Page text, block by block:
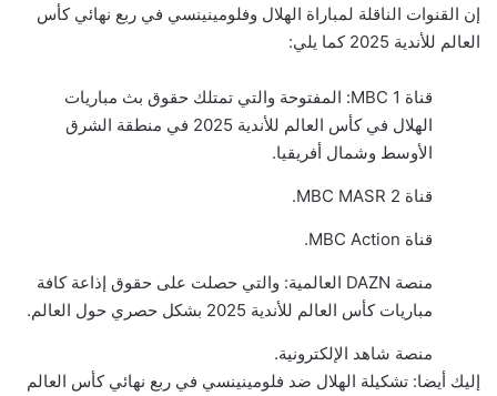
إن القنوات الناقلة لمباراة الهلال وفلومينينسي في ربع نهائي كأس
العالم للأندية 2025 كما يلي:
قناة MBC 1: المفتوحة والتي تمتلك حقوق بث مباريات
الهلال في كأس العالم للأندية 2025 في منطقة الشرق
الأوسط وشمال أفريقيا.
قناة MBC MASR 2.
قناة MBC Action.
منصة DAZN العالمية: والتي حصلت على حقوق إذاعة كافة
مباريات كأس العالم للأندية 2025 بشكل حصري حول العالم.
منصة شاهد الإلكترونية.
إليك أيضا:تشكيلة الهلال ضد فلومينينسي في ربع نهائي كأس العالم